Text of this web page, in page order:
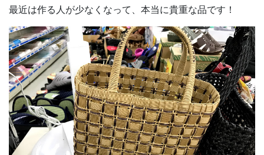
最近は作る人が少なくなって、本当に貴重な品です！